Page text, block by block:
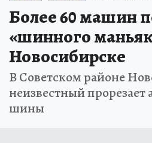
Более 60 машин
«шинного
Новосибирске
В Советском районе
неизвестный
шины